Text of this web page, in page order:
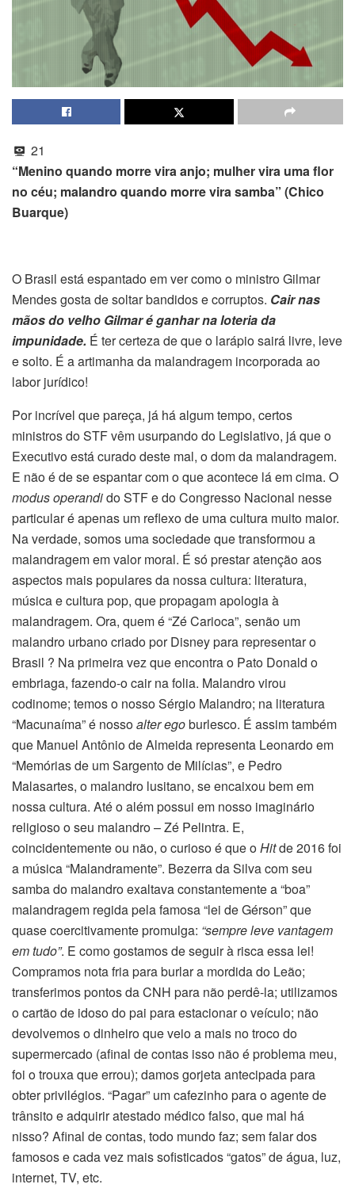
21
“Menino quando morre vira anjo; mulher vira uma flor
no céu; malandro quando morre vira samba” (Chico
Buarque)
O Brasil está espantado em ver como o ministro Gilmar
Mendes gosta de soltar bandidos e corruptos. Cair nas
mãos do velho Gilmar é ganhar na loteria da
impunidade. É ter certeza de que o larápio sairá livre, leve
e solto. É a artimanha da malandragem incorporada ao
labor jurídico!
Por incrível que pareça, já há algum tempo, certos
ministros do STF vêm usurpando do Legislativo, já que o
Executivo está curado deste mal, o dom da malandragem.
E não é de se espantar com o que acontece lá em cima. O
modus operandido STF e do Congresso Nacional nesse
particular é apenas um reflexo de uma cultura muito maior.
Na verdade, somos uma sociedade que transformou a
malandragem em valor moral. É só prestar atenção aos
aspectos mais populares da nossa cultura: literatura,
música e cultura pop, que propagam apologia à
malandragem. Ora, quem é “Zé Carioca”, senão um
malandro urbano criado por Disney para representar o
Brasil ? Na primeira vez que encontra o Pato Donald o
embriaga, fazendo-o cair na folia. Malandro virou
codinome; temos o nosso Sérgio Malandro; na literatura
“Macunaíma” é nossoalter egoburlesco. É assim também
que Manuel Antônio de Almeida representa Leonardo em
“Memórias de um Sargento de Milícias”, e Pedro
Malasartes, o malandro lusitano, se encaixou bem em
nossa cultura. Até o além possui em nosso imaginário
religioso o seu malandro – Zé Pelintra. E,
coincidentemente ou não, o curioso é que oHitde 2016 foi
a música “Malandramente”. Bezerra da Silva com seu
samba do malandro exaltava constantemente a “boa”
malandragem regida pela famosa “lei de Gérson” que
quase coercitivamente promulga: “sempre leve vantagem
em tudo”. E como gostamos de seguir à risca essa lei!
Compramos nota fria para burlar a mordida do Leão;
transferimos pontos da CNH para não perdê-la; utilizamos
o cartão de idoso do pai para estacionar o veículo; não
devolvemos o dinheiro que veio a mais no troco do
supermercado (afinal de contas isso não é problema meu,
foi o trouxa que errou); damos gorjeta antecipada para
obter privilégios. “Pagar” um cafezinho para o agente de
trânsito e adquirir atestado médico falso, que mal há
nisso? Afinal de contas, todo mundo faz; sem falar dos
famosos e cada vez mais sofisticados “gatos” de água, luz,
internet, TV, etc.